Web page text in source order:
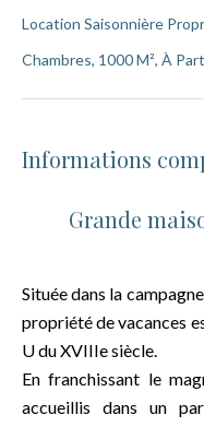
Location Saisonnière
Chambres, 1000 M², À
Informations
Grande
Située dans la
propriété de vacances
U du XVIIIe siècle.
En franchissant le
accueillis dans un